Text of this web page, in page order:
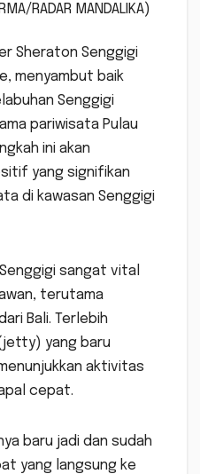
RADAR MANDALIKA)
Sheraton Senggigi
menyambut baik
Senggigi
pariwisata Pulau
ini akan
yang signifikan
di kawasan Senggigi
sangat vital
terutama
Bali. Terlebih
yang baru
aktivitas
cepat.
baru jadi dan sudah
yang langsung ke